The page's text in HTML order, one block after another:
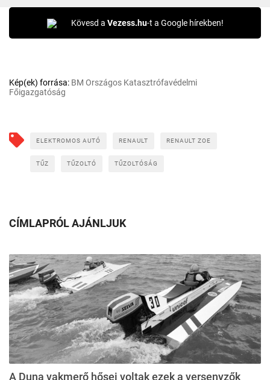
Kövesd a Vezess.hu-t a Google hírekben!
Kép(ek) forrása: BM Országos Katasztrófavédelmi
Főigazgatóság
ELEKTROMOS AUTÓ RENAULT RENAULT ZOE
TŰZ TŰZOLTÓ TŰZOLTÓSÁG
CÍMLAPRÓL AJÁNLJUK
A Duna vakmerő hősei voltak ezek a versenyzők